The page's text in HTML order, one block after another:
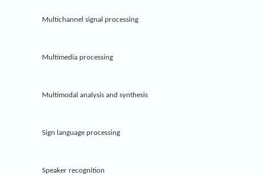
Multichannel signal processing
Multimedia processing
Multimodal analysis and synthesis
Sign language processing
Speaker recognition